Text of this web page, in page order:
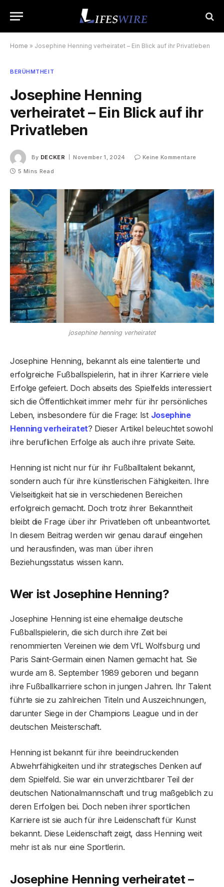
Home » Josephine Henning verheiratet – Ein Blick auf ihr Privatleben
BERÜHMTHEIT
Josephine Henning
verheiratet – Ein Blick auf ihr
Privatleben
By DECKER November 1, 2024
Keine Kommentare
5 Mins Read
josephine henning verheiratet
Josephine Henning, bekannt als eine talentierte und
erfolgreiche Fußballspielerin, hat in ihrer Karriere viele
Erfolge gefeiert. Doch abseits des Spielfelds interessiert
sich die Öffentlichkeit immer mehr für ihr persönliches
Leben, insbesondere für die Frage: Ist Josephine
Henning verheiratet? Dieser Artikel beleuchtet sowohl
ihre beruflichen Erfolge als auch ihre private Seite.
Henning ist nicht nur für ihr Fußballtalent bekannt,
sondern auch für ihre künstlerischen Fähigkeiten. Ihre
Vielseitigkeit hat sie in verschiedenen Bereichen
erfolgreich gemacht. Doch trotz ihrer Bekanntheit
bleibt die Frage über ihr Privatleben oft unbeantwortet.
In diesem Beitrag werden wir genau darauf eingehen
und herausfinden, was man über ihren
Beziehungsstatus wissen kann.
Wer ist Josephine Henning?
Josephine Henning ist eine ehemalige deutsche
Fußballspielerin, die sich durch ihre Zeit bei
renommierten Vereinen wie dem VfL Wolfsburg und
Paris Saint-Germain einen Namen gemacht hat. Sie
wurde am 8. September 1989 geboren und begann
ihre Fußballkarriere schon in jungen Jahren. Ihr Talent
führte sie zu zahlreichen Titeln und Auszeichnungen,
darunter Siege in der Champions League und in der
deutschen Meisterschaft.
Henning ist bekannt für ihre beeindruckenden
Abwehrfähigkeiten und ihr strategisches Denken auf
dem Spielfeld. Sie war ein unverzichtbarer Teil der
deutschen Nationalmannschaft und trug maßgeblich zu
deren Erfolgen bei. Doch neben ihrer sportlichen
Karriere ist sie auch für ihre Leidenschaft für Kunst
bekannt. Diese Leidenschaft zeigt, dass Henning weit
mehr ist als nur eine Sportlerin.
Josephine Henning verheiratet –